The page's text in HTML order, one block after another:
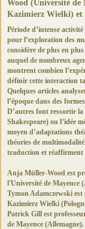
Wood (Université de
Kazimierz Wielki) et
Période d’intense
pour l’exploration des
considère de plus en
auquel de nombreux
montrent combien
définir cette interaction
Quelques articles
l’époque dans des
D’autres font ressortir
Shakespeare) ou l’idée
moyen d’adaptations
théories de
traduction et réaffirment
Anja Müller-Wood est
l'Université de Mayence
Tymon Adamczewski
Kazimierz Wielki
Patrick Gill est
de Mayence (Allemagne).